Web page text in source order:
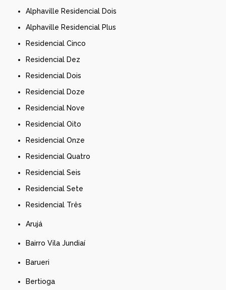
Alphaville Residencial Dois
Alphaville Residencial Plus
Residencial Cinco
Residencial Dez
Residencial Dois
Residencial Doze
Residencial Nove
Residencial Oito
Residencial Onze
Residencial Quatro
Residencial Seis
Residencial Sete
Residencial Três
Arujá
Bairro Vila Jundiaí
Barueri
Bertioga